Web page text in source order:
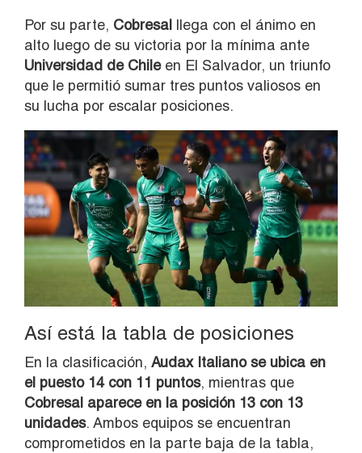
Por su parte, Cobresal llega con el ánimo en
alto luego de su victoria por la mínima ante
Universidad de Chile en El Salvador, un triunfo
que le permitió sumar tres puntos valiosos en
su lucha por escalar posiciones.
Así está la tabla de posiciones
En la clasificación, Audax Italianose ubica en
el puesto 14 con 11 puntos, mientras que
Cobresal aparece en la posición 13 con 13
unidades. Ambos equipos se encuentran
comprometidos en la parte baja de la tabla,